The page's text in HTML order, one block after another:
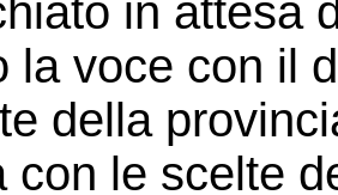
in attesa
la voce con il
della
con le scelte